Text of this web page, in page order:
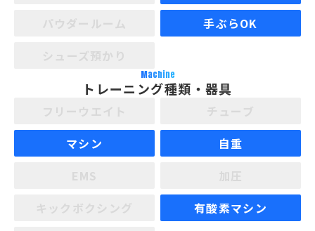
手ぶらOK
Machine
トレーニング種類・器具
マシン
自重
有酸素マシン